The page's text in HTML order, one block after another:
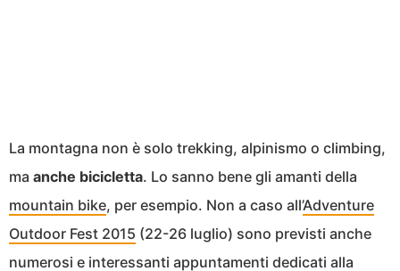
La montagna non è solo trekking, alpinismo o climbing,
ma anche bicicletta. Lo sanno bene gli amanti della
mountain bike, per esempio. Non a caso all’Adventure
Outdoor Fest 2015 (22-26 luglio) sono previsti anche
numerosi e interessanti appuntamenti dedicati alla